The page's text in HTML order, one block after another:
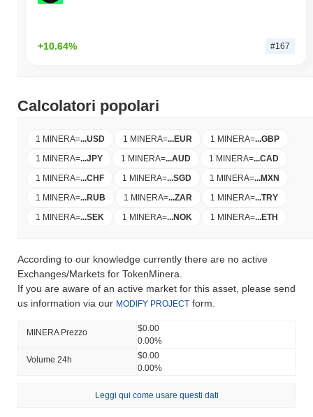
+10.64% #167
Calcolatori popolari
1 MINERA=...USD 1 MINERA=...EUR 1 MINERA=...GBP
1 MINERA=...JPY 1 MINERA=...AUD 1 MINERA=...CAD
1 MINERA=...CHF 1 MINERA=...SGD 1 MINERA=...MXN
1 MINERA=...RUB 1 MINERA=...ZAR 1 MINERA=...TRY
1 MINERA=...SEK 1 MINERA=...NOK 1 MINERA=...ETH
According to our knowledge currently there are no active
Exchanges/Markets for TokenMinera.
If you are aware of an active market for this asset, please send
us information via our MODIFY PROJECT form.
MINERA Prezzo
$0.00
0.00%
Volume 24h
$0.00
0.00%
Leggi qui come usare questi dati